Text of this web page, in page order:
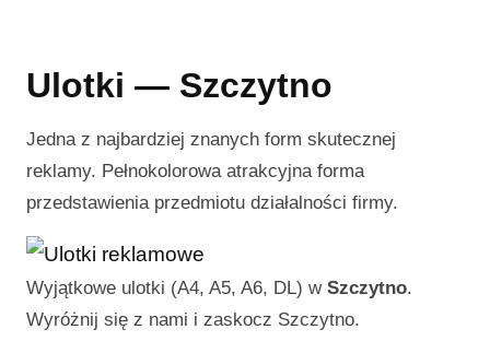
Ulotki — Szczytno
Jedna z najbardziej znanych form skutecznej
reklamy. Pełnokolorowa atrakcyjna forma
przedstawienia przedmiotu działalności firmy.
Wyjątkowe ulotki (A4, A5, A6, DL) w Szczytno.
Wyróżnij się z nami i zaskocz Szczytno.